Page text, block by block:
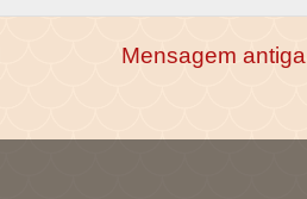
Mensagem antiga